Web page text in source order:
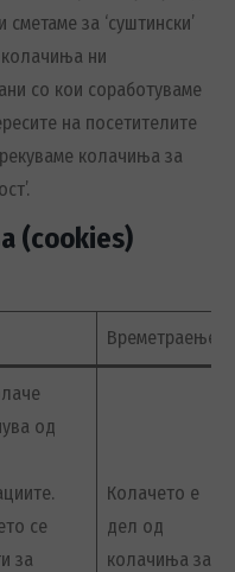
за ‘суштински’
колачиња ни
со кои соработуваме
на посетителите
колачиња за
(cookies)
Времетраење
од
се
за
Колачето е
дел од
колачиња за